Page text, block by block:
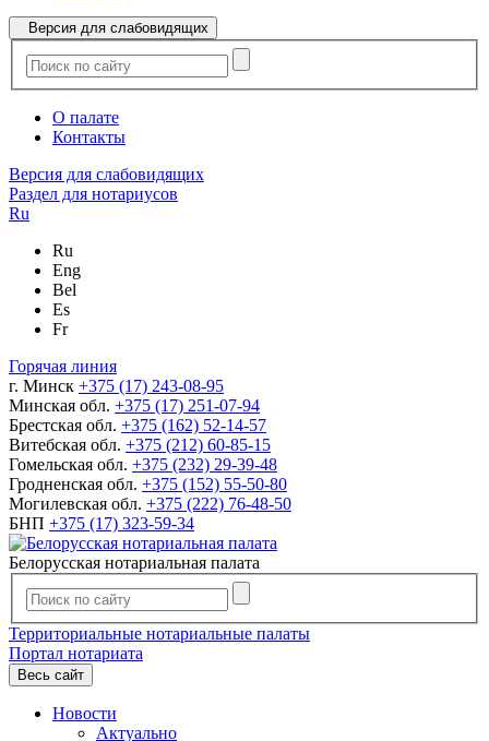
Версия для слабовидящих
О палате
Контакты
Версия для слабовидящих
Раздел для нотариусов
Ru
Ru
Eng
Bel
Es
Fr
Горячая линия
г. Минск +375 (17) 243-08-95
Минская обл. +375 (17) 251-07-94
Брестская обл. +375 (162) 52-14-57
Витебская обл. +375 (212) 60-85-15
Гомельская обл. +375 (232) 29-39-48
Гродненская обл. +375 (152) 55-50-80
Могилевская обл. +375 (222) 76-48-50
БНП +375 (17) 323-59-34
Белорусская нотариальная палата
Территориальные нотариальные палаты
Портал нотариата
Весь сайт
Новости
Актуально